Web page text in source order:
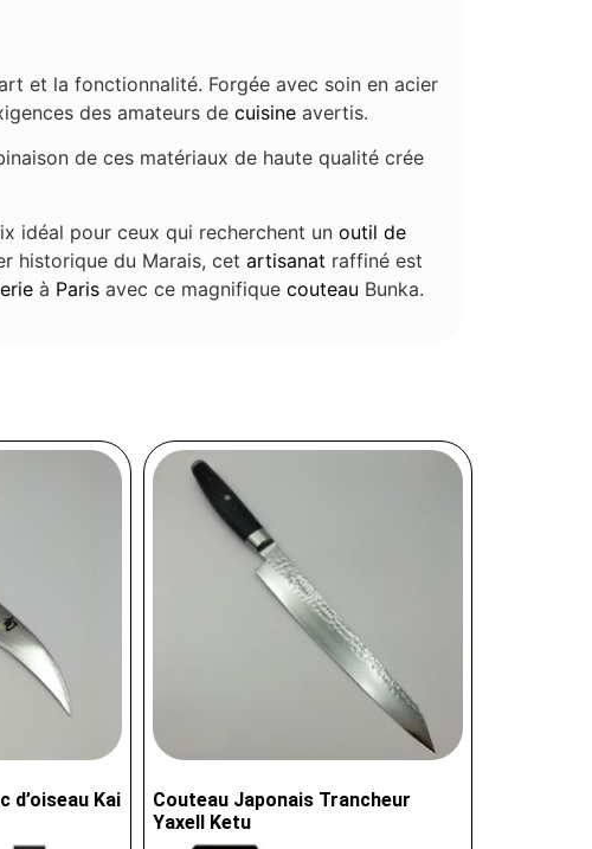
et la fonctionnalité. Forgée avec soin en acier
des amateurs decuisine avertis.
de ces matériaux de haute qualité crée
idéal pour ceux qui recherchent unoutil de
historique du Marais, cetartisanat raffiné est
à Paris avec ce magnifiquecouteau Bunka.
d’oiseau Kai
Couteau Japonais Trancheur
Yaxell Ketu